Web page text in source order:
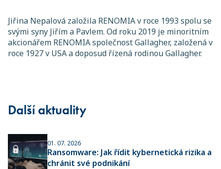
Jiřina Nepalová založila RENOMIA v roce 1993 spolu se
svými syny Jiřím a Pavlem. Od roku 2019 je minoritním
akcionářem RENOMIA společnost Gallagher, založená v
roce 1927 v USA a doposud řízená rodinou Gallagher.
Další aktuality
01. 07. 2026
Ransomware: Jak řídit kybernetická rizika a
chránit své podnikání